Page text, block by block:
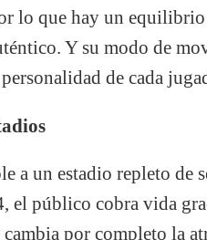
lo que hay un equilibrio
Y su modo de
de cada
a un estadio repleto de
el público cobra vida
por completo la